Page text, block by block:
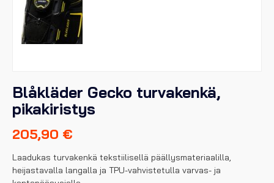
Blåkläder Gecko turvakenkä,
pikakiristys
205,90 €
Laadukas turvakenkä tekstiilisellä päällysmateriaalilla,
heijastavalla langalla ja TPU-vahvistetulla varvas- ja